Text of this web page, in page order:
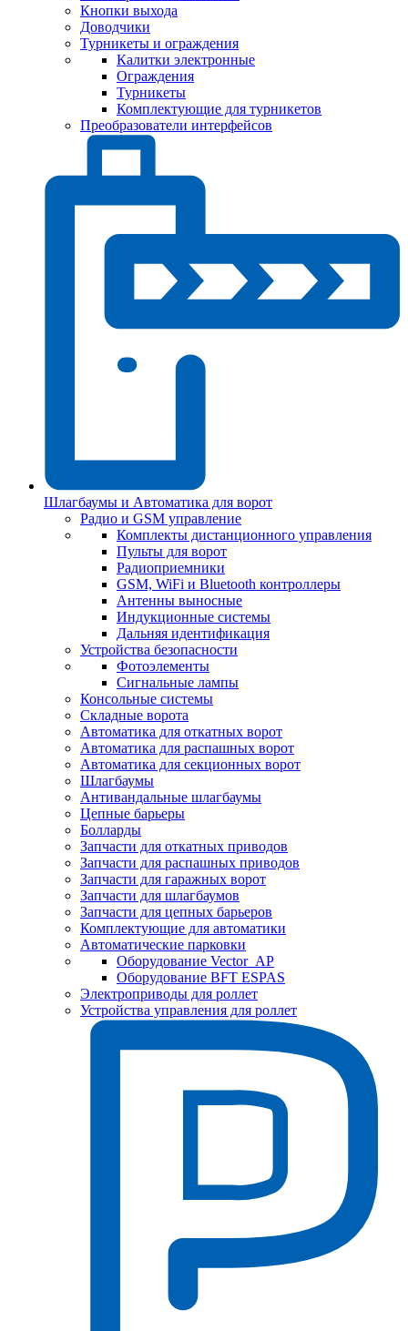
Кнопки выхода
Доводчики
Турникеты и ограждения
Калитки электронные
Ограждения
Турникеты
Комплектующие для турникетов
Преобразователи интерфейсов
Шлагбаумы и Автоматика для ворот
Радио и GSM управление
Комплекты дистанционного управления
Пульты для ворот
Радиоприемники
GSM, WiFi и Bluetooth контроллеры
Антенны выносные
Индукционные системы
Дальняя идентификация
Устройства безопасности
Фотоэлементы
Сигнальные лампы
Консольные системы
Складные ворота
Автоматика для откатных ворот
Автоматика для распашных ворот
Автоматика для секционных ворот
Шлагбаумы
Антивандальные шлагбаумы
Цепные барьеры
Болларды
Запчасти для откатных приводов
Запчасти для распашных приводов
Запчасти для гаражных ворот
Запчасти для шлагбаумов
Запчасти для цепных барьеров
Комплектующие для автоматики
Автоматические парковки
Оборудование Vector_AP
Оборудование BFT ESPAS
Электроприводы для роллет
Устройства управления для роллет